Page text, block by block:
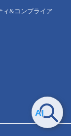
ィ&コンプライア